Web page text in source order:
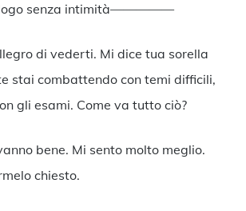
senza intimità—————
di vederti. Mi dice tua sorella
stai combattendo con temi difficili,
gli esami. Come va tutto ciò?
bene. Mi sento molto meglio.
chiesto.